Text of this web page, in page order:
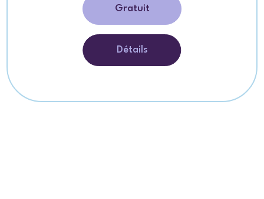
Gratuit
Détails